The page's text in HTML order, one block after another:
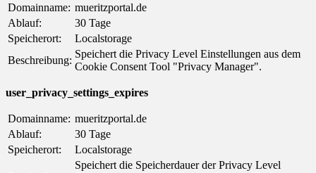
Domainname: mueritzportal.de
Ablauf:
30 Tage
Speicherort:
Localstorage
Beschreibung:
Speichert die Privacy Level Einstellungen aus dem
Cookie Consent Tool "Privacy Manager".
user_privacy_settings_expires
Domainname: mueritzportal.de
Ablauf:
30 Tage
Speicherort:
Localstorage
Speichert die Speicherdauer der Privacy Level